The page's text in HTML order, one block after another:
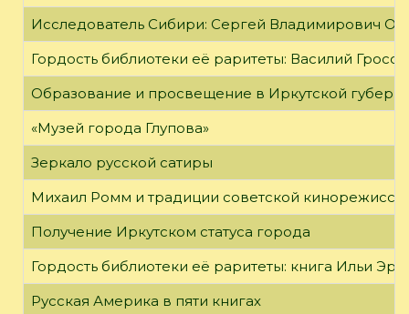
Исследователь Сибири: Сергей Владимирович
Гордость библиотеки её раритеты: Василий
Образование и просвещение в Иркутской
«Музей города Глупова»
Зеркало русской сатиры
Михаил Ромм и традиции советской
Получение Иркутском статуса города
Гордость библиотеки её раритеты: книга Ильи
Русская Америка в пяти книгах